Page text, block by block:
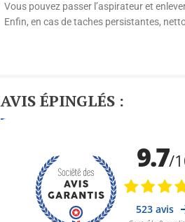
Vous pouvez passer l’aspirateur et
Enfin, en cas de taches persistantes,
AVIS ÉPINGLÉS :